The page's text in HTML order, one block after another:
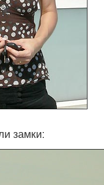
замки: